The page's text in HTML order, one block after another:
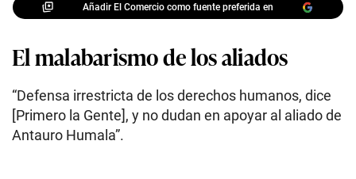
Añadir El Comercio como fuente preferida en
El malabarismo de los aliados
“Defensa irrestricta de los derechos humanos, dice
[Primero la Gente], y no dudan en apoyar al aliado de
Antauro Humala”.